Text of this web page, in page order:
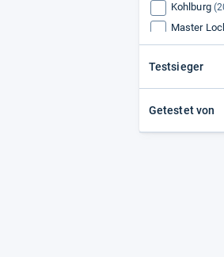
Kohlburg
Master
Hiplok (17)
Profex (16)
Onguard
Testsieger
Getestet von